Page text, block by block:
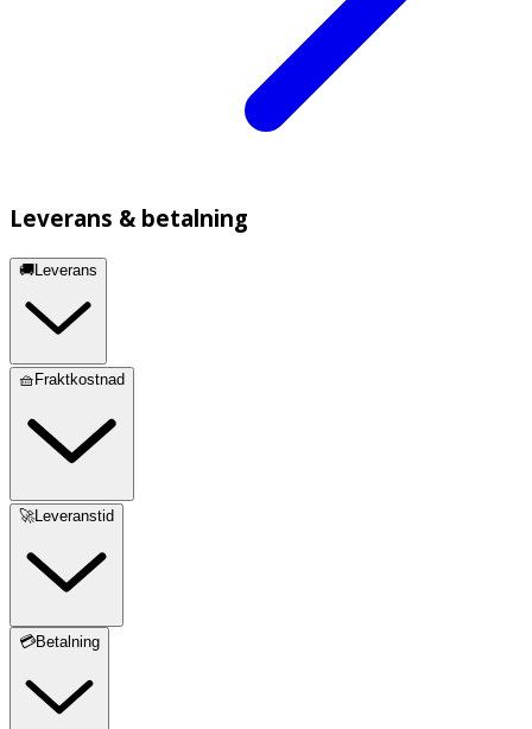
Leverans & betalning
🚚Leverans
🧺Fraktkostnad
🚀Leveranstid
💳Betalning